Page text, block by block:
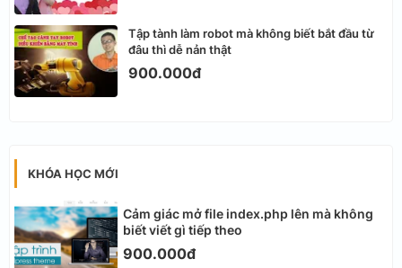
Tập tành làm robot mà không biết bắt đầu từ
đâu thì dễ nản thật
900.000đ
KHÓA HỌC MỚI
Cảm giác mở file index.php lên mà không
biết viết gì tiếp theo
900.000đ